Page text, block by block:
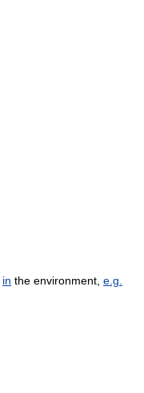
in the environment, e.g.